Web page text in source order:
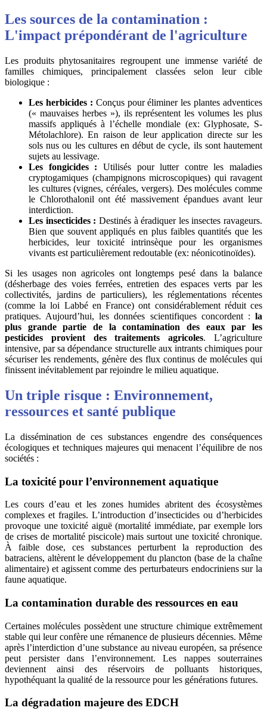
Les sources de la contamination :
L'impact prépondérant de l'agriculture
Les produits phytosanitaires regroupent une immense variété de
familles chimiques, principalement classées selon leur cible
biologique :
Les herbicides : Conçus pour éliminer les plantes adventices
(« mauvaises herbes »), ils représentent les volumes les plus
massifs appliqués à l’échelle mondiale (ex: Glyphosate, S-
Métolachlore). En raison de leur application directe sur les
sols nus ou les cultures en début de cycle, ils sont hautement
sujets au lessivage.
Les fongicides : Utilisés pour lutter contre les maladies
cryptogamiques (champignons microscopiques) qui ravagent
les cultures (vignes, céréales, vergers). Des molécules comme
le Chlorothalonil ont été massivement épandues avant leur
interdiction.
Les insecticides : Destinés à éradiquer les insectes ravageurs.
Bien que souvent appliqués en plus faibles quantités que les
herbicides, leur toxicité intrinsèque pour les organismes
vivants est particulièrement redoutable (ex: néonicotinoïdes).
Si les usages non agricoles ont longtemps pesé dans la balance
(désherbage des voies ferrées, entretien des espaces verts par les
collectivités, jardins de particuliers), les réglementations récentes
(comme la loi Labbé en France) ont considérablement réduit ces
pratiques. Aujourd’hui, les données scientifiques concordent : la
plus grande partie de la contamination des eaux par les
pesticides provient des traitements agricoles. L’agriculture
intensive, par sa dépendance structurelle aux intrants chimiques pour
sécuriser les rendements, génère des flux continus de molécules qui
finissent inévitablement par rejoindre le milieu aquatique.
Un triple risque : Environnement,
ressources et santé publique
La dissémination de ces substances engendre des conséquences
écologiques et techniques majeures qui menacent l’équilibre de nos
sociétés :
La toxicité pour l’environnement aquatique
Les cours d’eau et les zones humides abritent des écosystèmes
complexes et fragiles. L’introduction d’insecticides ou d’herbicides
provoque une toxicité aiguë (mortalité immédiate, par exemple lors
de crises de mortalité piscicole) mais surtout une toxicité chronique.
À faible dose, ces substances perturbent la reproduction des
batraciens, altèrent le développement du plancton (base de la chaîne
alimentaire) et agissent comme des perturbateurs endocriniens sur la
faune aquatique.
La contamination durable des ressources en eau
Certaines molécules possèdent une structure chimique extrêmement
stable qui leur confère une rémanence de plusieurs décennies. Même
après l’interdiction d’une substance au niveau européen, sa présence
peut persister dans l’environnement. Les nappes souterraines
deviennent ainsi des réservoirs de polluants historiques,
hypothéquant la qualité de la ressource pour les générations futures.
La dégradation majeure des EDCH